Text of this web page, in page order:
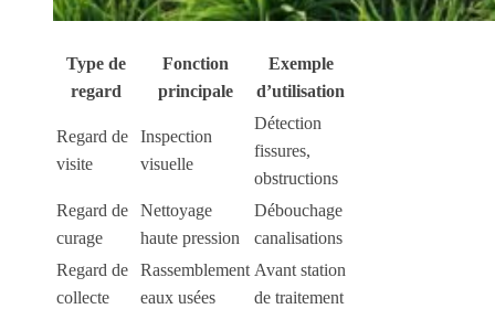
Type de
regard
Fonction
principale
Exemple
d’utilisation
Regard de
visite
Inspection
visuelle
Détection
fissures,
obstructions
Regard de
curage
Nettoyage
haute pression
Débouchage
canalisations
Regard de
collecte
Rassemblement
eaux usées
Avant station
de traitement